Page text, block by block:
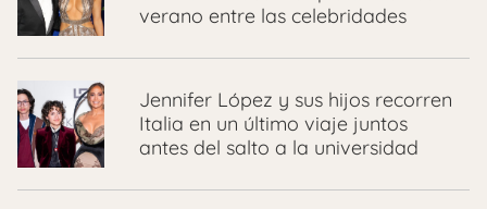
verano entre las celebridades
Jennifer López y sus hijos recorren
Italia en un último viaje juntos
antes del salto a la universidad